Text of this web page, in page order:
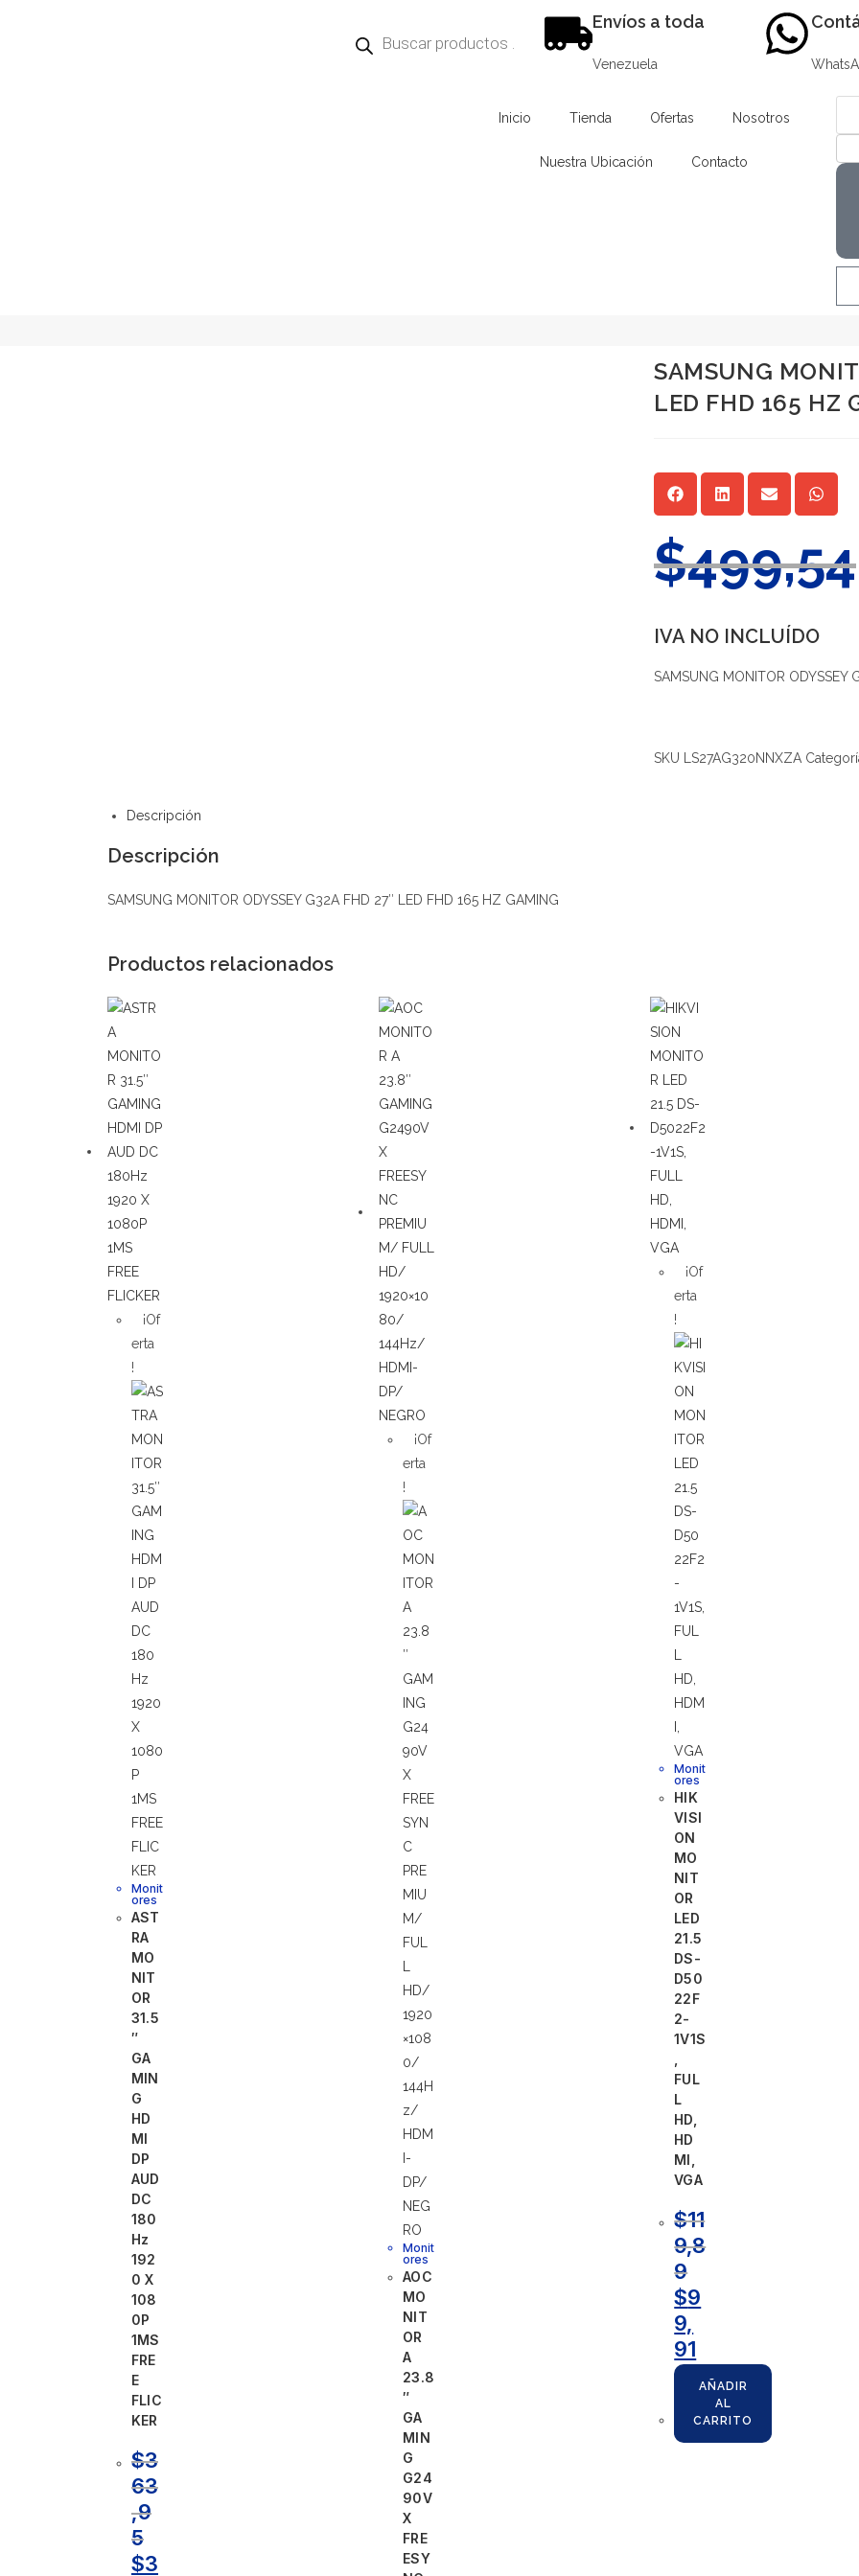
Envíos a toda
Venezuela
Inicio Tienda Ofertas Nosotros
Nuestra Ubicación Contacto
SAMSUNG
LED FHD 165 HZ
$499,54
IVA NO INCLUÍDO
SAMSUNG MONITOR ODYSSEY
SKU LS27AG320NNXZA
Descripción
Descripción
SAMSUNG MONITOR ODYSSEY G32A FHD 27″ LED FHD 165 HZ GAMING
Productos relacionados
¡Of
erta
!
Monit
ores
AST
RA
MO
NIT
OR
31.5
″
GA
MIN
G
HD
MI
DP
AUD
DC
180
Hz
192
0 X
108
0P
1MS
FRE
E
FLIC
KER
$3
63
,9
5
$3
¡Of
erta
!
Monit
ores
AOC
MO
NIT
OR
A
23.8
″
GA
MIN
G
G24
90V
X
FRE
ESY
¡Of
erta
!
Monit
ores
HIK
VISI
ON
MO
NIT
OR
LED
21.5
DS-
D50
22F
2-
1V1S
FUL
L
HD,
HD
MI,
VGA
$11
9,8
9
$9
9,
91
AÑADIR
AL
CARRITO